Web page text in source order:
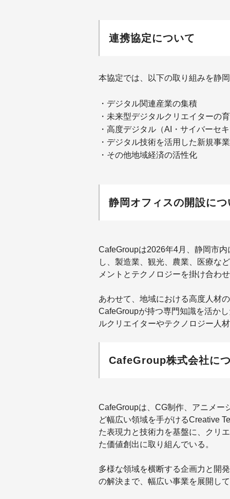
連携協定について
本協定では、以下の取り組みを静
・デジタル関連産業の集積
・未来型デジタルクリエイターの
・高度デジタル（AI・サイバーセ
・デジタル技術を活用した新規事
・その他地域経済の活性化
静岡オフィスの開設につ
CafeGroupは2026年4月、静岡市
し、製造業、観光、農業、医療な
メントとテクノロジーを掛け合わ
あわせて、地域における高度人材
CafeGroupが持つ専門知識を活か
ルクリエイターやテクノロジー人
CafeGroup株式会社に
CafeGroupは、CG制作、アニメー
ど幅広い領域を手がけるCreative
た表現力と技術力を基盤に、クリ
た価値創出に取り組んでいる。
多様な領域を横断する企画力と開
の解決まで、幅広い事業を展開し